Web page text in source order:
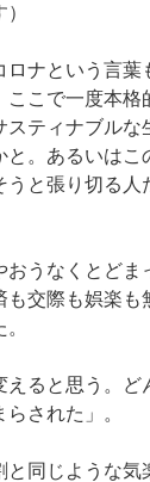
ナという言葉
ここで一度本格
ティナブルな
。あるいはこ
と張り切る人
うなくとどま
交際も娯楽も
ると思う。ど
された」。
同じような気